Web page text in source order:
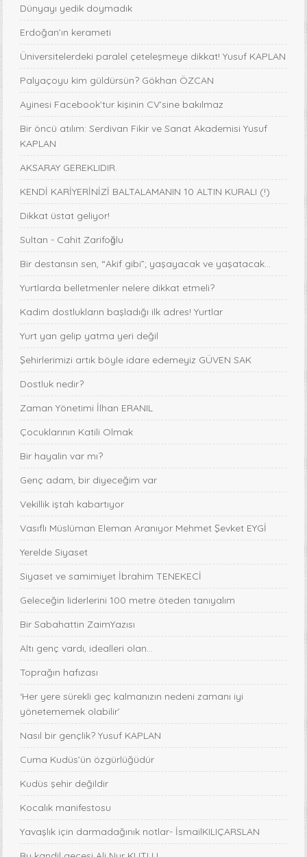
Dünyayı yedik doymadık
Erdoğan’ın kerameti
Üniversitelerdeki paralel çeteleşmeye dikkat! Yusuf KAPLAN
Palyaçoyu kim güldürsün? Gökhan ÖZCAN
Ayinesi Facebook’tur kişinin CV’sine bakılmaz
Bir öncü atılım: Serdivan Fikir ve Sanat Akademisi Yusuf
KAPLAN
AKSARAY GEREKLIDIR.
KENDİ KARİYERİNİZİ BALTALAMANIN 10 ALTIN KURALI (!)
Dikkat üstat geliyor!
Sultan - Cahit Zarifoğlu
Bir destansın sen, “Akif gibi”; yaşayacak ve yaşatacak...
Yurtlarda belletmenler nelere dikkat etmeli?
Kadim dostlukların başladığı ilk adres! Yurtlar
Yurt yan gelip yatma yeri değil
Şehirlerimizi artık böyle idare edemeyiz GÜVEN SAK
Dostluk nedir?
Zaman Yönetimi İlhan ERANIL
Çocuklarının Katili Olmak
Bir hayalin var mı?
Genç adam, bir diyeceğim var
Vekillik iştah kabartıyor
Vasıflı Müslüman Eleman Aranıyor Mehmet Şevket EYGİ
Yerelde Siyaset
Siyaset ve samimiyet İbrahim TENEKECİ
Geleceğin liderlerini 100 metre öteden tanıyalım
Bir Sabahattin ZaimYazısı
Altı genç vardı, idealleri olan...
Toprağın hafızası
‘Her yere sürekli geç kalmanızın nedeni zamanı iyi
yönetememek olabilir’
Nasıl bir gençlik? Yusuf KAPLAN
Cuma Kudüs’ün özgürlüğüdür
Kudüs şehir değildir
Kocalık manifestosu
Yavaşlık için darmadağınık notlar- İsmailKILIÇARSLAN